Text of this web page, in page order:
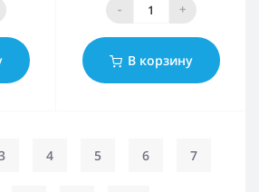
- +
В корзину
4 5 6 7